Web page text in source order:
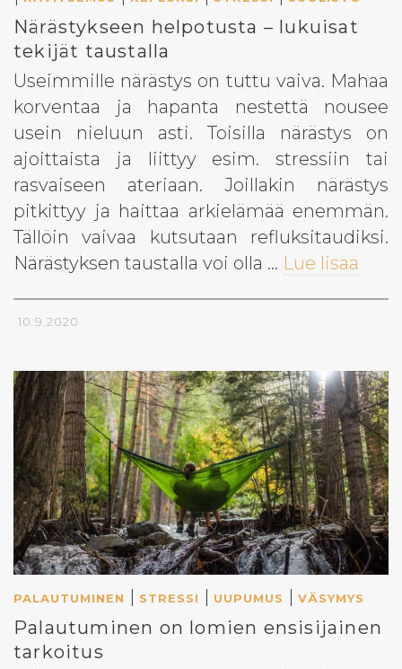
Närästykseen helpotusta – lukuisat
tekijät taustalla
Useimmille närästys on tuttu vaiva. Mahaa
korventaa ja hapanta nestettä nousee
usein nieluun asti. Toisilla närästys on
ajoittaista ja liittyy esim. stressiin tai
rasvaiseen ateriaan. Joillakin närästys
pitkittyy ja haittaa arkielämää enemmän.
Tällöin vaivaa kutsutaan refluksitaudiksi.
Närästyksen taustalla voi olla … Lue lisää
10.9.2020
PALAUTUMINEN | STRESSI | UUPUMUS | VÄSYMYS
Palautuminen on lomien ensisijainen
tarkoitus